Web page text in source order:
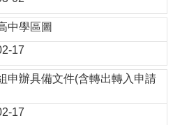
中學區圖
17
申辦具備文件(含轉出轉入申請
17